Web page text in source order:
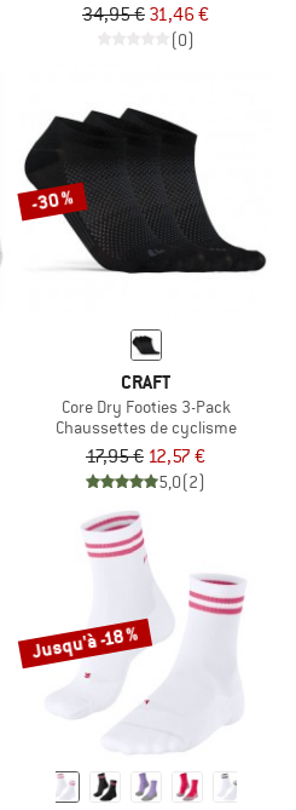
34,95 € 31,46 €
(0)
-30 %
CRAFT
Core Dry Footies 3-Pack
Chaussettes de cyclisme
17,95 € 12,57 €
5,0(2)
Jusqu'à -18 %